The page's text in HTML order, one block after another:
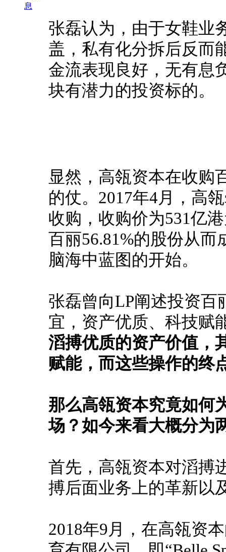
息
张磊认为，由于女鞋业
盖，私有化分拆后反而
金流表现良好，无有息
块有潜力的投资标的。
显然，高瓴资本在收购
的仗。 2017年4月，高
收购，收购价为531亿
百丽56.81%的股份从
脑海中蓝图的开始。
张磊曾向LP阐述投资百
宜，资产优质、科技赋
滔搏优质的资产价值，
赋能，而这些操作的终
那么高瓴资本究竟如何
场？如今来看大概分为
首先，高瓴资本对滔搏
搏后面业务上的革新以
2018年9月，在高瓴资